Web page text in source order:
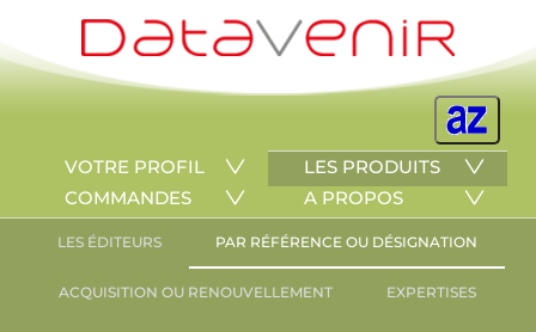
VOTRE PROFIL
LES PRODUITS
COMMANDES
A PROPOS
LES ÉDITEURS PAR RÉFÉRENCE OU DÉSIGNATION
ACQUISITION OU RENOUVELLEMENT EXPERTISES